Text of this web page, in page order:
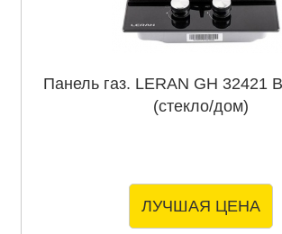
Панель газ. LERAN GH 32421
(стекло/дом)
ЛУЧШАЯ ЦЕНА